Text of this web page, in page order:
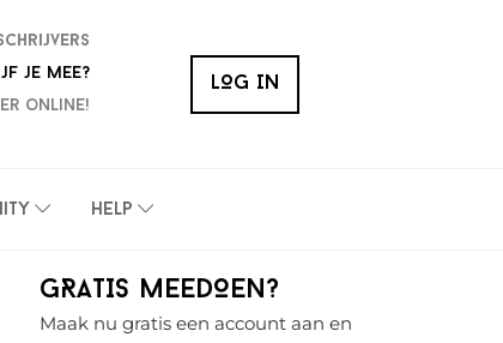
je mee?
online!
LOG IN
Help
Primaire
Sidebar
GRATIS MEEDOEN?
Maak nu gratis een account aan en